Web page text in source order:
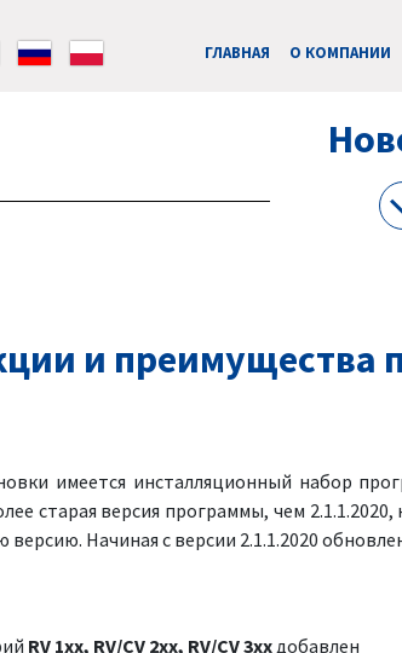
ГЛАВНАЯ О КОМПАНИИ
и преимущества
имеется инсталляционный набор
старая версия программы, чем
версию. Начиная с версии 2.1.1.2020
RV 1xx, RV/CV 2xx, RV/CV 3xxдобавлен